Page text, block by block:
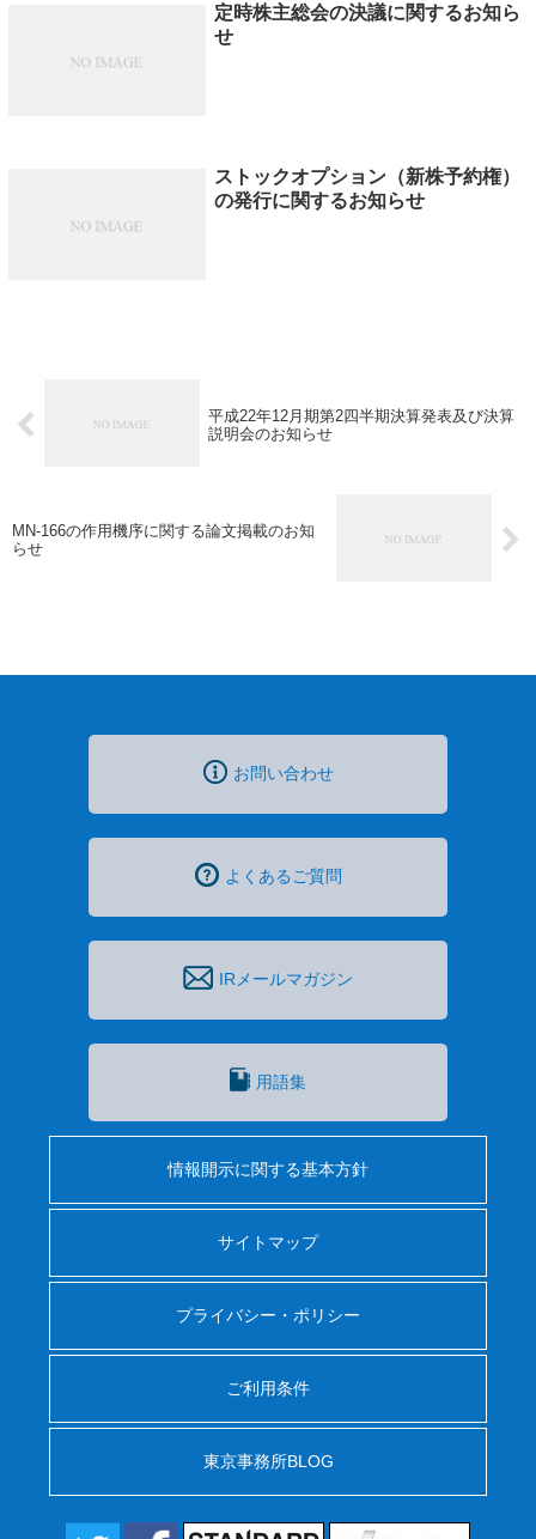
定時株主総会の決議に関するお知ら
せ
ストックオプション（新株予約権）
の発行に関するお知らせ
平成22年12月期第2四半期決算発表及び決算
説明会のお知らせ
MN-166の作用機序に関する論文掲載のお知
らせ
お問い合わせ
よくあるご質問
IRメールマガジン
用語集
情報開示に関する基本方針
サイトマップ
プライバシー・ポリシー
ご利用条件
東京事務所BLOG